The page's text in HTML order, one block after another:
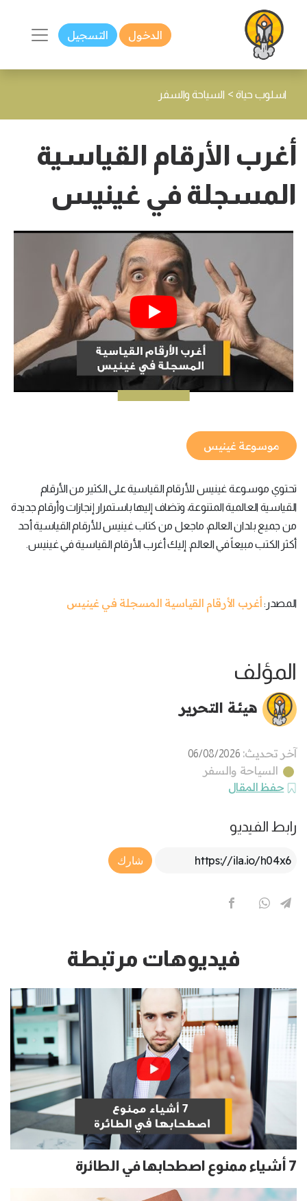
الدخول التسجيل
اسلوب حياة > السياحة والسفر
أغرب الأرقام القياسية
المسجلة في غينيس
موسوعة غينيس
تحتوي موسوعة غينيس للأرقام القياسية على الكثير من الأرقام
القياسية العالمية المتنوعة، وتضاف إليها باستمرار إنجازات وأرقام جديدة
من جميع بلدان العالم، ماجعل من كتاب غينيس للأرقام القياسية أحد
أكثر الكتب مبيعاً في العالم. إليك أغرب الأرقام القياسية في غينيس.
المصدر:أغرب الأرقام القياسية المسجلة في غينيس
المؤلف
هيئة التحرير
آخر تحديث: 06/08/2026
السياحة والسفر
حفظ المقال
رابط الفيديو
Article Link
شارك
فيديوهات مرتبطة
7 أشياء ممنوع اصطحابها في الطائرة